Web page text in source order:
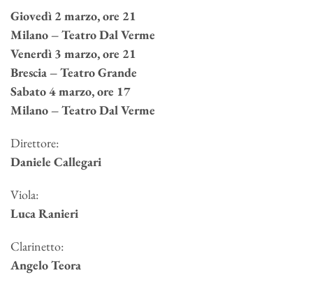
Giovedì 2 marzo, ore 21
Milano – Teatro Dal Verme
Venerdì 3 marzo, ore 21
Brescia – Teatro Grande
Sabato 4 marzo, ore 17
Milano – Teatro Dal Verme
Direttore:
Daniele Callegari
Viola:
Luca Ranieri
Clarinetto:
Angelo Teora